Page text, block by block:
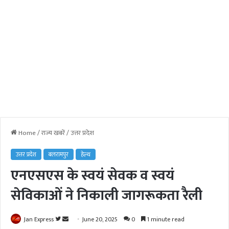
Home/राज्य खबरें/उत्तर प्रदेश
उत्तर प्रदेश बलरामपुर हेल्थ
एनएसएस के स्वयं सेवक व स्वयं
सेविकाओं ने निकाली जागरूकता रैली
Jan Express
F
June 20, 2025 0 1 minute read